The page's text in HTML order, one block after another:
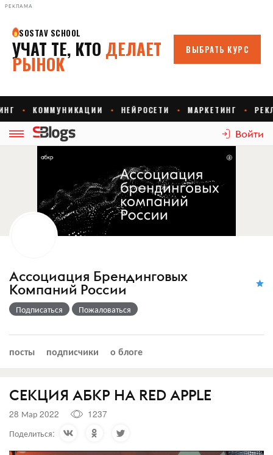
РЕКЛАМА
Войти
Ассоциация Брендинговых
Компаний России
Подписаться Пожаловаться
посты подписчики о блоге
СЕКЦИЯ АБКР НА RED APPLE
28 Мар 2022
1237
Поделиться: